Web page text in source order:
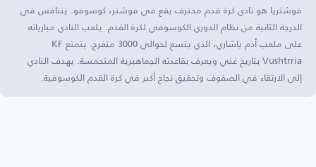
فوشتريا هو نادي كرة قدم محترف يقع في فوشتر، كوسوفو. يتنافس في
الدرجة الثانية من نظام الدوري الكوسوفي لكرة القدم. يلعب النادي مبارياته
على ملعب أدم ياشاري، الذي يتسع لحوالي 3000 متفرج. يتمتع KF
Vushtrria بتاريخ غني ويعرف بقاعدته الجماهيرية المتحمسة. يهدف النادي
إلى الارتقاء في الصفوف وتحقيق نجاح أكبر في كرة القدم الكوسوفية.